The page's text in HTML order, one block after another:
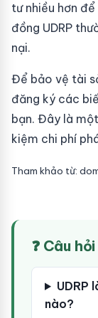
tư nhiều hơn
đồng UDRP
nại.
Để bảo vệ tài
đăng ký các
bạn. Đây là
kiệm chi phí
Tham khảo từ:
❓ Câu
UDRP
nào?